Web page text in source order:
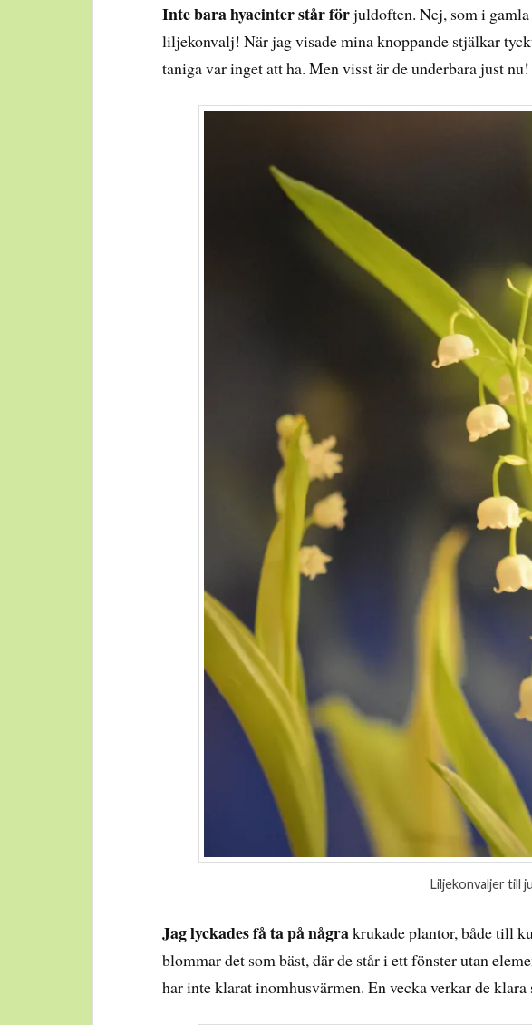
Inte bara hyacinter står förjuldoften. Nej, som i
liljekonvalj! När jag visade mina knoppande stjälkar
taniga var inget att ha. Men visst är de underbara just nu!
Liljekonvaljer till
Jag lyckades få ta på någrakrukade plantor, både till
blommar det som bäst, där de står i ett fönster utan
har inte klarat inomhusvärmen. En vecka verkar de klara